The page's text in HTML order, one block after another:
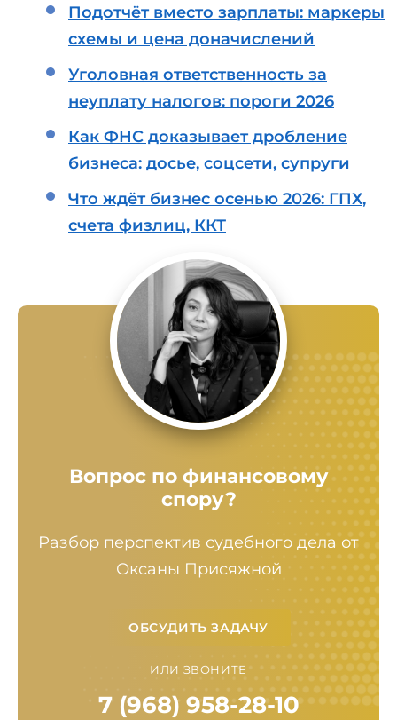
Подотчёт вместо зарплаты: маркеры
схемы и цена доначислений
Уголовная ответственность за
неуплату налогов: пороги 2026
Как ФНС доказывает дробление
бизнеса: досье, соцсети, супруги
Что ждёт бизнес осенью 2026: ГПХ,
счета физлиц, ККТ
Вопрос по финансовому
спору?
Разбор перспектив судебного дела от
Оксаны Присяжной
ОБСУДИТЬ ЗАДАЧУ
ИЛИ ЗВОНИТЕ
7 (968) 958-28-10